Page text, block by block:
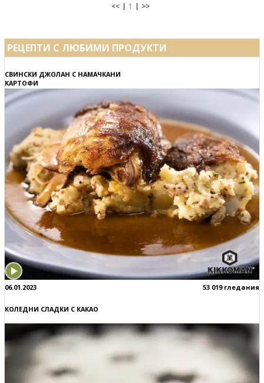
<< 1 >>
РЕЦЕПТИ С ЛЮБИМИ ПРОДУКТИ
СВИНСКИ ДЖОЛАН С НАМАЧКАНИ
КАРТОФИ
06.01.2023 53 019 гледания
КОЛЕДНИ СЛАДКИ С КАКАО